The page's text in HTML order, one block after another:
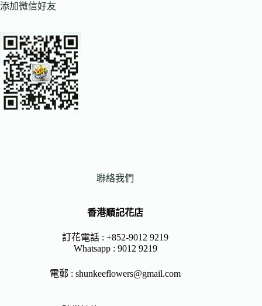
添加微信好友
聯絡我們
香港順記花店
訂花電話 : +852-9012 9219
Whatsapp : 9012 9219
電郵 :shunkeeflowers@gmail.com